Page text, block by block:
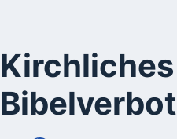
Kirchliches
Bibelverbot